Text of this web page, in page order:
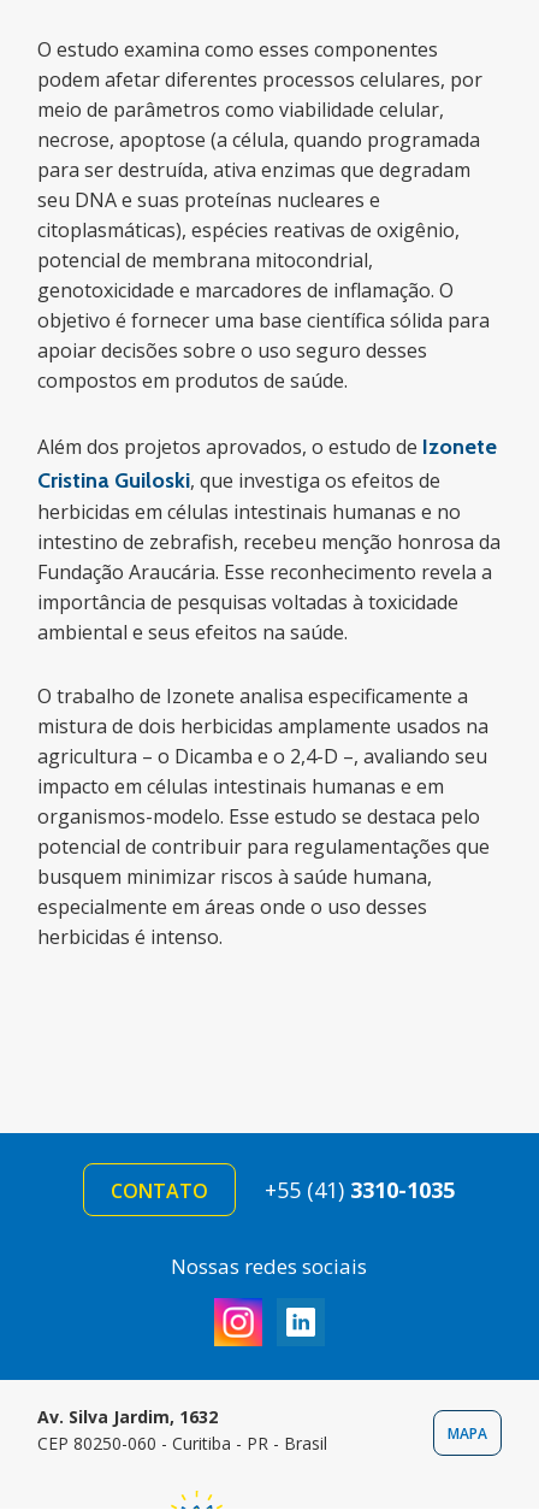
O estudo examina como esses componentes
podem afetar diferentes processos celulares, por
meio de parâmetros como viabilidade celular,
necrose, apoptose (a célula, quando programada
para ser destruída, ativa enzimas que degradam
seu DNA e suas proteínas nucleares e
citoplasmáticas), espécies reativas de oxigênio,
potencial de membrana mitocondrial,
genotoxicidade e marcadores de inflamação. O
objetivo é fornecer uma base científica sólida para
apoiar decisões sobre o uso seguro desses
compostos em produtos de saúde.
Além dos projetos aprovados, o estudo de Izonete
Cristina Guiloski, que investiga os efeitos de
herbicidas em células intestinais humanas e no
intestino de zebrafish, recebeu menção honrosa da
Fundação Araucária. Esse reconhecimento revela a
importância de pesquisas voltadas à toxicidade
ambiental e seus efeitos na saúde.
O trabalho de Izonete analisa especificamente a
mistura de dois herbicidas amplamente usados na
agricultura – o Dicamba e o 2,4-D –, avaliando seu
impacto em células intestinais humanas e em
organismos-modelo. Esse estudo se destaca pelo
potencial de contribuir para regulamentações que
busquem minimizar riscos à saúde humana,
especialmente em áreas onde o uso desses
herbicidas é intenso.
CONTATO +55 (41) 3310-1035
Nossas redes sociais
Av. Silva Jardim, 1632
CEP 80250-060 - Curitiba - PR - Brasil
MAPA